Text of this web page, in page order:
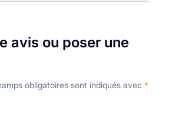
avis ou poser une
obligatoires sont indiqués avec *